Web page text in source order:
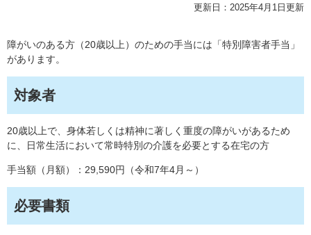
更新日：2025年4月1日更新
障がいのある方（20歳以上）のための手当には「特別障害者手当」
があります。
対象者
20歳以上で、身体若しくは精神に著しく重度の障がいがあるため
に、日常生活において常時特別の介護を必要とする在宅の方
手当額（月額）：29,590円（令和7年4月～）
必要書類